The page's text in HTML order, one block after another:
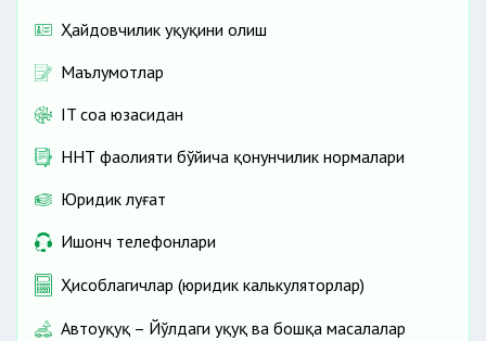
Ҳайдовчилик ҳуқуқини олиш
Маълумотлар
IT соҳа юзасидан
ННТ фаолияти бўйича қонунчилик нормалари
Юридик луғат
Ишонч телефонлари
Ҳисоблагичлар (юридик калькуляторлар)
Автоҳуқуқ – Йўлдаги ҳуқуқ ва бошқа масалалар